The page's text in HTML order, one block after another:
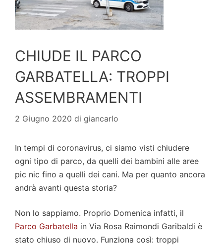
CHIUDE IL PARCO
GARBATELLA: TROPPI
ASSEMBRAMENTI
2 Giugno 2020 di giancarlo
In tempi di coronavirus, ci siamo visti chiudere
ogni tipo di parco, da quelli dei bambini alle aree
pic nic fino a quelli dei cani. Ma per quanto ancora
andrà avanti questa storia?
Non lo sappiamo. Proprio Domenica infatti, il
Parco Garbatella in Via Rosa Raimondi Garibaldi è
stato chiuso di nuovo. Funziona così: troppi